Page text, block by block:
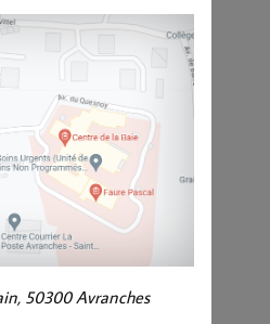
50300 Avranches